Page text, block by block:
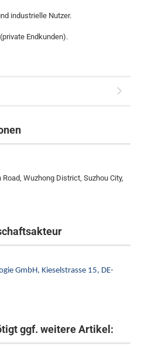
industrielle Nutzer.
Endkunden).
Wuzhong District, Suzhou City,
GmbH, Kieselstrasse 15, DE-
ggf. weitere Artikel: